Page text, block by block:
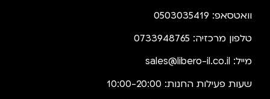
וואטסאפ: 0503035419
טלפון מרכזיה: 0733948765
מייל: sales@libero-il.co.il
שעות פעילות החנות: 10:00-20:00